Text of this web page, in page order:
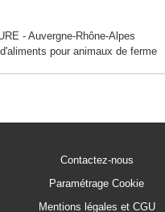
- Auvergne-Rhône-Alpes
pour animaux de ferme
Contactez-nous
Paramétrage Cookie
Mentions légales et CGU